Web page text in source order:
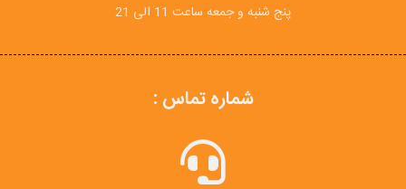
پنج شنبه و جمعه ساعت 11 الی 21
شماره تماس :